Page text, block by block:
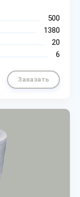
500
1380
20
6
Заказать